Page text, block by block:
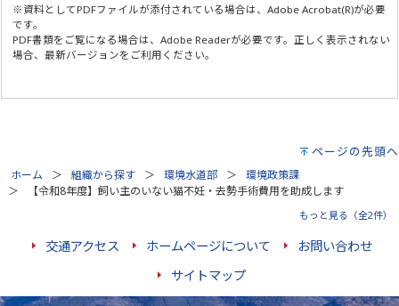
※資料としてPDFファイルが添付されている場合は、Adobe Acrobat(R)が必要
です。
PDF書類をご覧になる場合は、Adobe Readerが必要です。正しく表示されない
場合、最新バージョンをご利用ください。
ページの先頭へ
ホーム 組織から探す 環境水道部
環境政策課
【令和8年度】飼い主のいない猫不妊・去勢手術費用を助成します
もっと見る（全2件）
交通アクセス ホームページについて
お問い合わせ
サイトマップ